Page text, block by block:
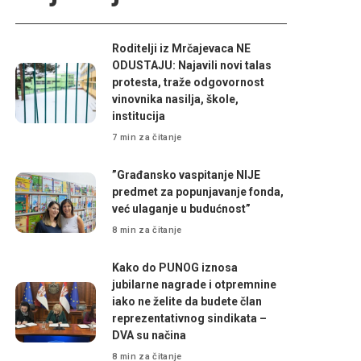
Roditelji iz Mrčajevaca NE
ODUSTAJU: Najavili novi talas
protesta, traže odgovornost
vinovnika nasilja, škole,
institucija
7 min za čitanje
”Građansko vaspitanje NIJE
predmet za popunjavanje fonda,
već ulaganje u budućnost”
8 min za čitanje
Kako do PUNOG iznosa
jubilarne nagrade i otpremnine
iako ne želite da budete član
reprezentativnog sindikata –
DVA su načina
8 min za čitanje